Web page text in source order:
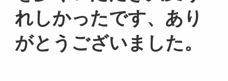
れしかったです、あり
がとうございました。